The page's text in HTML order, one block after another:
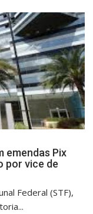
emendas Pix
por vice de
Federal (STF),